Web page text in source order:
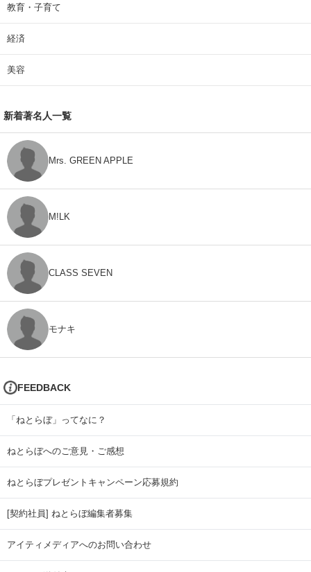
教育・子育て
経済
美容
新着著名人一覧
Mrs. GREEN APPLE
M!LK
CLASS SEVEN
モナキ
FEEDBACK
「ねとらぼ」ってなに？
ねとらぼへのご意見・ご感想
ねとらぼプレゼントキャンペーン応募規約
[契約社員] ねとらぼ編集者募集
アイティメディアへのお問い合わせ